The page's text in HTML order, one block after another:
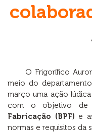
O Frigorífico
meio do
março uma ação
com o objetivo de
Fabricação (BPF) e
normas e requisitos da